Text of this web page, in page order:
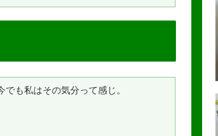
も私はその気分って感じ。